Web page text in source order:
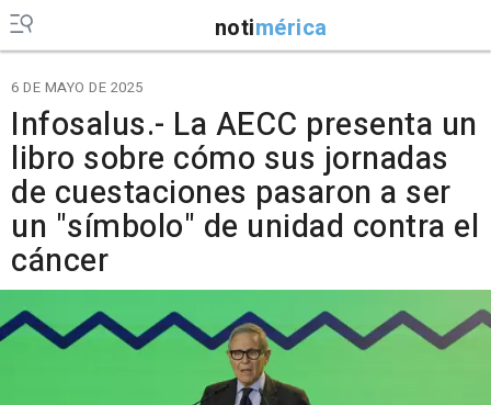
notimérica
6 DE MAYO DE 2025
Infosalus.- La AECC presenta un
libro sobre cómo sus jornadas
de cuestaciones pasaron a ser
un "símbolo" de unidad contra el
cáncer